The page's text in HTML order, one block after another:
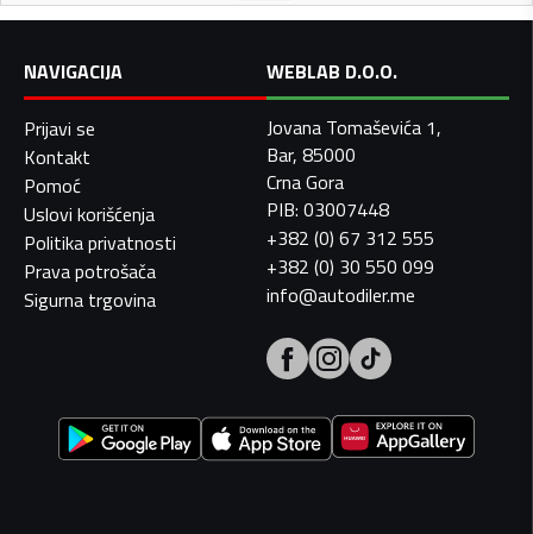
NAVIGACIJA
Prijavi se
Kontakt
Pomoć
Uslovi korišćenja
Politika privatnosti
Prava potrošača
Sigurna trgovina
WEBLAB D.O.O.
Jovana Tomaševića 1,
Bar, 85000
Crna Gora
PIB: 03007448
+382 (0) 67 312 555
+382 (0) 30 550 099
info@autodiler.me